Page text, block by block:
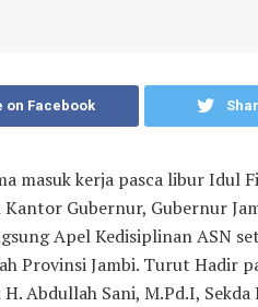
on Facebook
masuk kerja pasca libur Idul
Gubernur, Gubernur
Apel Kedisiplinan ASN
Provinsi Jambi. Turut Hadir
Abdullah Sani, M.Pd.I, Sekda